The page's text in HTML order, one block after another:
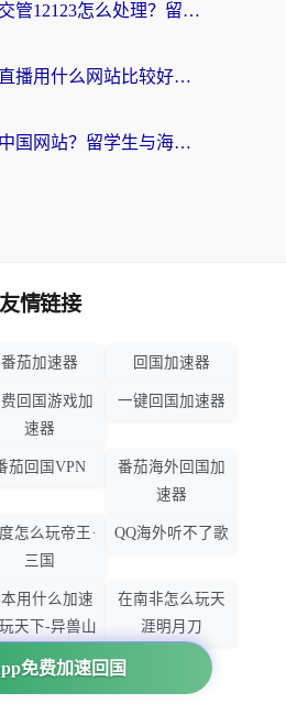
在海外如果使用交管12123怎么处理？留学生亲测有效的回国加速方案
海外看国内电视直播用什么网站比较好？一篇解决你所有追剧难题的实用指南
在国外如何打开中国网站？留学生与海外华人的无缝访问指南
免费加速回国
友情链接
番茄加速器 回国加速器
回国游戏加
速器
一键回国加速器
茄回国VPN
番茄海外回国加
速器
怎么玩帝王·
三国
QQ海外听不了歌
本用什么加速
天下-异兽山
海
在南非怎么玩天
涯明月刀